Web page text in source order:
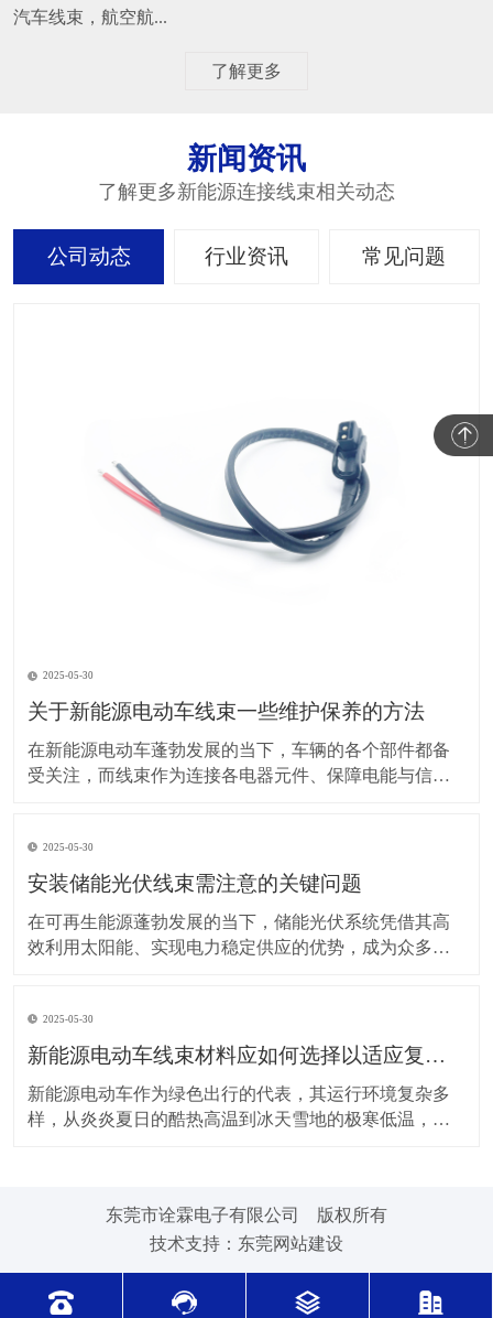
汽车线束，航空航...
了解更多
新闻资讯
了解更多新能源连接线束相关动态
公司动态 行业资讯 常见问题
2025-05-30
关于新能源电动车线束一些维护保养的方法
在新能源电动车蓬勃发展的当下，车辆的各个部件都备
受关注，而线束作为连接各电器元件、保障电能与信号
让车辆运行更稳定、安全，还能延长其使用寿命。 日常
驾驶习惯对线束的影响不容小觑。平稳驾驶是维护线束
2025-05-30
安装储能光伏线束需注意的关键问题
在可再生能源蓬勃发展的当下，储能光伏系统凭借其高
效利用太阳能、实现电力稳定供应的优势，成为众多领
安全。因此，在安装储能光伏线束时，有许多问题需要
格外留意。 安装前的准备工作至关重要。在开始安装前
2025-05-30
新能源电动车线束材料应如何选择以适应复杂的环境温度范围？
新能源电动车作为绿色出行的代表，其运行环境复杂多
样，从炎炎夏日的酷热高温到冰天雪地的极寒低温，车
环境下，新能源电动车的电池、电机等部件工作时会散
东莞市诠霖电子有限公司 版权所有
技术支持： 东莞网站建设